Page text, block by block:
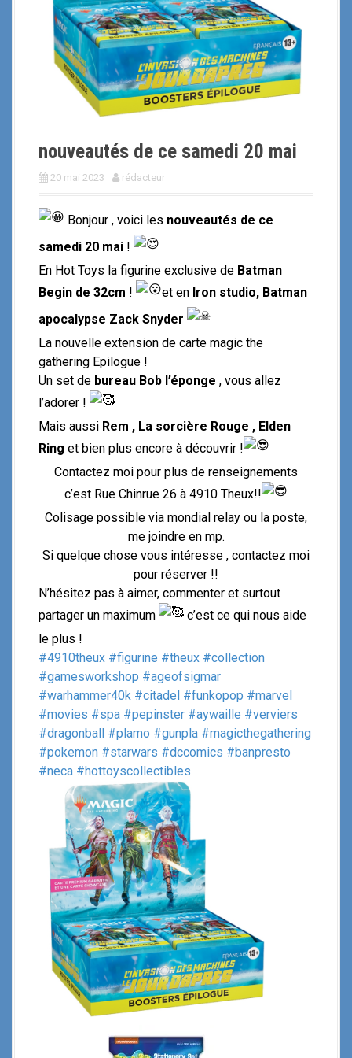
nouveautés de ce samedi 20 mai
20 mai 2023 rédacteur
Bonjour , voici les nouveautés de ce
samedi 20 mai !
En Hot Toys la figurine exclusive de Batman
Begin de 32cm ! et en Iron studio, Batman
apocalypse Zack Snyder
La nouvelle extension de carte magic the
gathering Epilogue !
Un set de bureau Bob l’éponge , vous allez
l’adorer !
Mais aussi Rem , La sorcière Rouge , Elden
Ring et bien plus encore à découvrir !
Contactez moi pour plus de renseignements
c’est Rue Chinrue 26 à 4910 Theux!!
Colisage possible via mondial relay ou la poste,
me joindre en mp.
Si quelque chose vous intéresse , contactez moi
pour réserver !!
N’hésitez pas à aimer, commenter et surtout
partager un maximum
c’est ce qui nous aide
le plus !
#4910theux #figurine #theux #collection
#gamesworkshop #ageofsigmar
#warhammer40k #citadel #funkopop #marvel
#movies #spa #pepinster #aywaille #verviers
#dragonball #plamo #gunpla #magicthegathering
#pokemon #starwars #dccomics #banpresto
#neca #hottoyscollectibles